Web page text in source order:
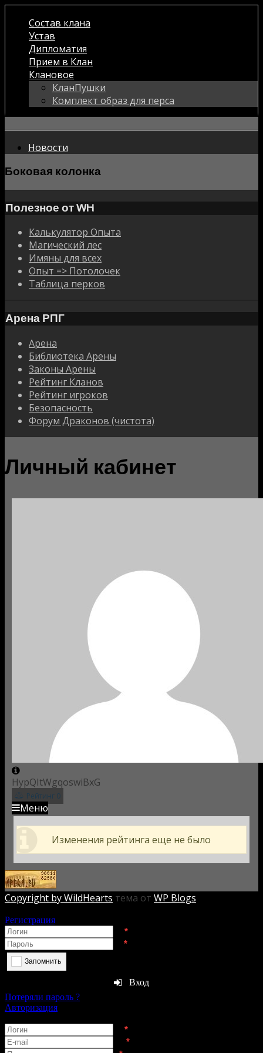
Состав клана
Устав
Дипломатия
Прием в Клан
Клановое
КланПушки
Комплект образ для перса
Новости
Боковая колонка
Полезное от WH
Калькулятор Опыта
Магический лес
Имяны для всех
Опыт => Потолочек
Таблица перков
Арена РПГ
Арена
Библиотека Арены
Законы Арены
Рейтинг Кланов
Рейтинг игроков
Безопасность
Форум Драконов (чистота)
Личный кабинет
HypQItWgqoswiBxG
Рейтинг 0
Меню
Изменения рейтинга еще не было
Copyright by WildHearts тема от WP Blogs
Регистрация
*
*
Запомнить
Вход
Потеряли пароль ?
Авторизация
*
*